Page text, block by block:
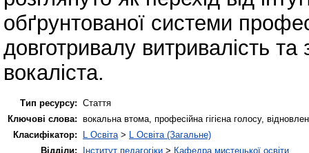
обґрунтованої системи
довготривалу витривалість
вокаліста.
Тип ресурсу: Стаття
Ключові слова: вокальна втома, професійна гігієна голосу,
Класифікатор:
L Освіта > L Освіта (Загальне)
Відділи:
Інститут педагогіки > Кафедра мистецької освіти